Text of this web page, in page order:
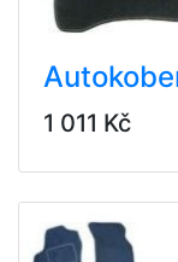
1 011 Kč